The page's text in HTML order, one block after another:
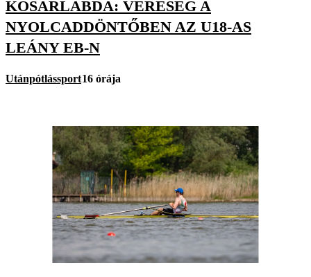
KOSÁRLABDA: VERESÉG A
NYOLCADDÖNTŐBEN AZ U18-AS
LEÁNY EB-N
Utánpótlássport16 órája